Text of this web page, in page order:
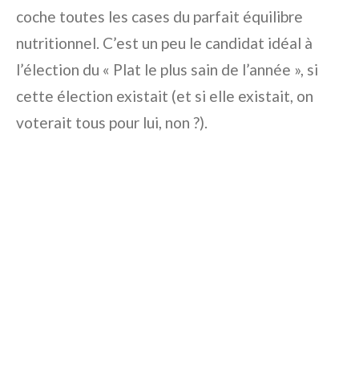
coche toutes les cases du parfait équilibre
nutritionnel. C’est un peu le candidat idéal à
l’élection du « Plat le plus sain de l’année », si
cette élection existait (et si elle existait, on
voterait tous pour lui, non ?).